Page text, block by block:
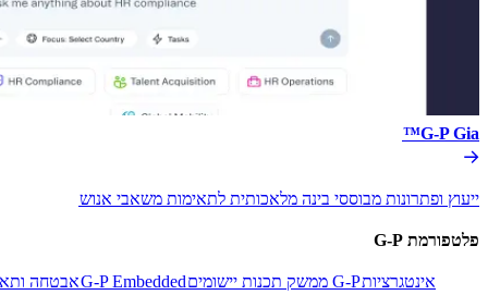
G-P Gia™​​
ייעוץ ופתרונות מבוססי בינה מלאכותית לתאימות משאבי אנוש​​
פלטפורמת G-P​​
אינטגרציות​​G-P ממשק תכנות יישומים​​ G-P Embedded​​אבטחה